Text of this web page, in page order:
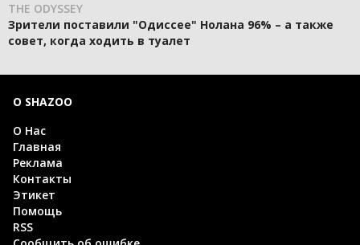
THE ODYSSEY
Зрители поставили "Одиссее" Нолана 96% – а также
совет, когда ходить в туалет
О SHAZOO
О Нас
Главная
Реклама
Контакты
Этикет
Помощь
RSS